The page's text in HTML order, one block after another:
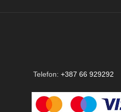
Telefon: +387 66 929292